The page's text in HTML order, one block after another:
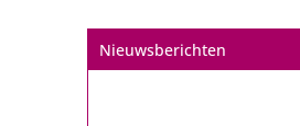
Nieuwsberichten